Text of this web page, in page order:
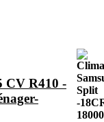
CV R410 -